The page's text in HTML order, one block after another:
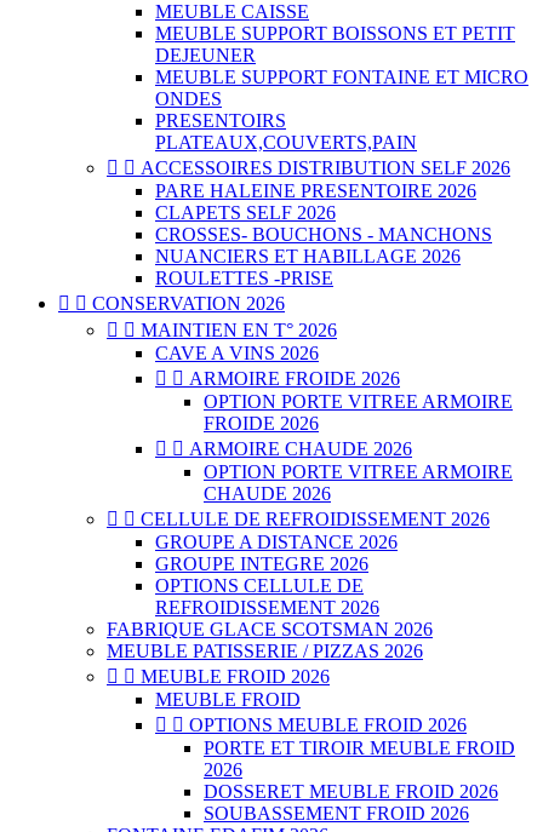
MEUBLE CAISSE
MEUBLE SUPPORT BOISSONS ET PETIT
DEJEUNER
MEUBLE SUPPORT FONTAINE ET MICRO
ONDES
PRESENTOIRS
PLATEAUX,COUVERTS,PAIN
  ACCESSOIRES DISTRIBUTION SELF 2026
PARE HALEINE PRESENTOIRE 2026
CLAPETS SELF 2026
CROSSES- BOUCHONS - MANCHONS
NUANCIERS ET HABILLAGE 2026
ROULETTES -PRISE
  CONSERVATION 2026
  MAINTIEN EN T° 2026
CAVE A VINS 2026
  ARMOIRE FROIDE 2026
OPTION PORTE VITREE ARMOIRE
FROIDE 2026
  ARMOIRE CHAUDE 2026
OPTION PORTE VITREE ARMOIRE
CHAUDE 2026
  CELLULE DE REFROIDISSEMENT 2026
GROUPE A DISTANCE 2026
GROUPE INTEGRE 2026
OPTIONS CELLULE DE
REFROIDISSEMENT 2026
FABRIQUE GLACE SCOTSMAN 2026
MEUBLE PATISSERIE / PIZZAS 2026
  MEUBLE FROID 2026
MEUBLE FROID
  OPTIONS MEUBLE FROID 2026
PORTE ET TIROIR MEUBLE FROID
2026
DOSSERET MEUBLE FROID 2026
SOUBASSEMENT FROID 2026